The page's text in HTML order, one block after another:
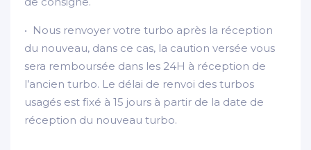
• Nous renvoyer votre turbo après la réception
du nouveau, dans ce cas, la caution versée vous
sera remboursée dans les 24H à réception de
l’ancien turbo. Le délai de renvoi des turbos
usagés est fixé à 15 jours à partir de la date de
réception du nouveau turbo.